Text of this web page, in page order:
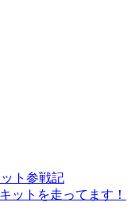
ト参戦記
ットを走ってます！